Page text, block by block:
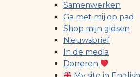
Samenwerken
Ga met mij op pad
Shop mijn gidsen
Nieuwsbrief
In de media
Doneren